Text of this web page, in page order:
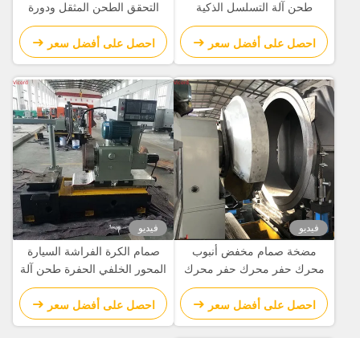
التسلسل الذكية
بالكامل الآلية
أفضل سعر
التحقق الطحن المثقل ودورة
الجهاز الدوارة 50 R/Min
احصل على أفضل سعر
مخفض أنبوب
محرك حفر محرك
أفضل سعر
فيديو
صمام الكرة الفراشة السيارة
المحور الخلفي الحفرة طحن آلة
تحويل / طاحونة تحويل Cnc
احصل على أفضل سعر